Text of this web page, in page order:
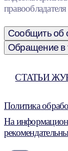
Сообщить об
Обращение в
СТАТЬИ
Политика
На